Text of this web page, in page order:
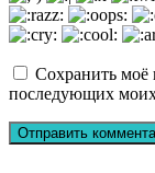
Сохранить моё
последующих